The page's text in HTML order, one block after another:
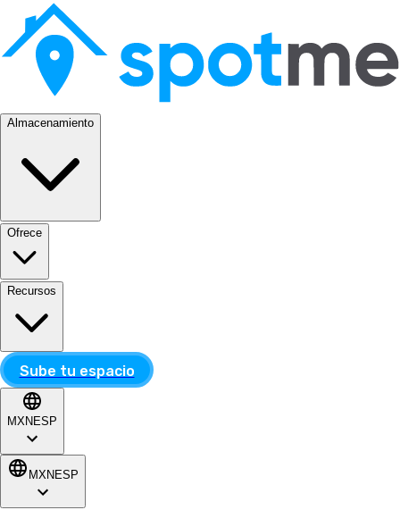
Almacenamiento
Ofrece
Recursos
Sube tu espacio
MXN ESP
MXN ESP